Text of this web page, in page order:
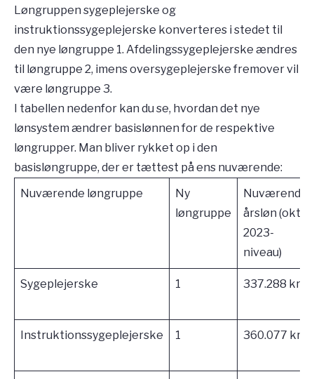
Løngruppen sygeplejerske og
instruktionssygeplejerske konverteres i stedet til
den nye løngruppe 1. Afdelingssygeplejerske ændres
til løngruppe 2, imens oversygeplejerske fremover vil
være løngruppe 3.
I tabellen nedenfor kan du se, hvordan det nye
lønsystem ændrer basislønnen for de respektive
løngrupper. Man bliver rykket op i den
basisløngruppe, der er tættest på ens nuværende:
Nuværende løngruppe
Ny
løngruppe
Nuværende
årsløn (okt.
2023-
niveau)
Sygeplejerske 1 337.288 kr.
Instruktionssygeplejerske 1 360.077 kr.